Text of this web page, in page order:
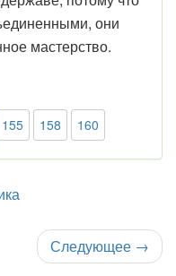
они
мастерство.
155 158 160
Следующее →